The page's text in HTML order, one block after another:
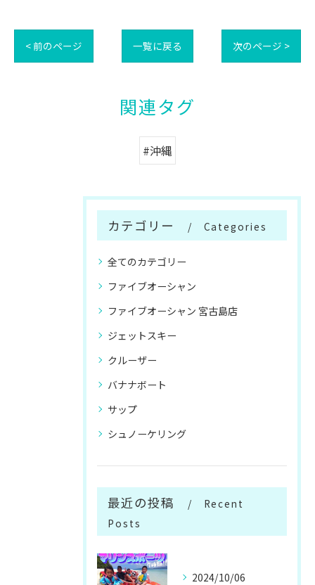
< 前のページ 一覧に戻る 次のページ >
関連タグ
#沖縄
カテゴリー Categories
全てのカテゴリー
ファイブオーシャン
ファイブオーシャン 宮古島店
ジェットスキー
クルーザー
バナナボート
サップ
シュノーケリング
最近の投稿
Recent
Posts
2024/10/06